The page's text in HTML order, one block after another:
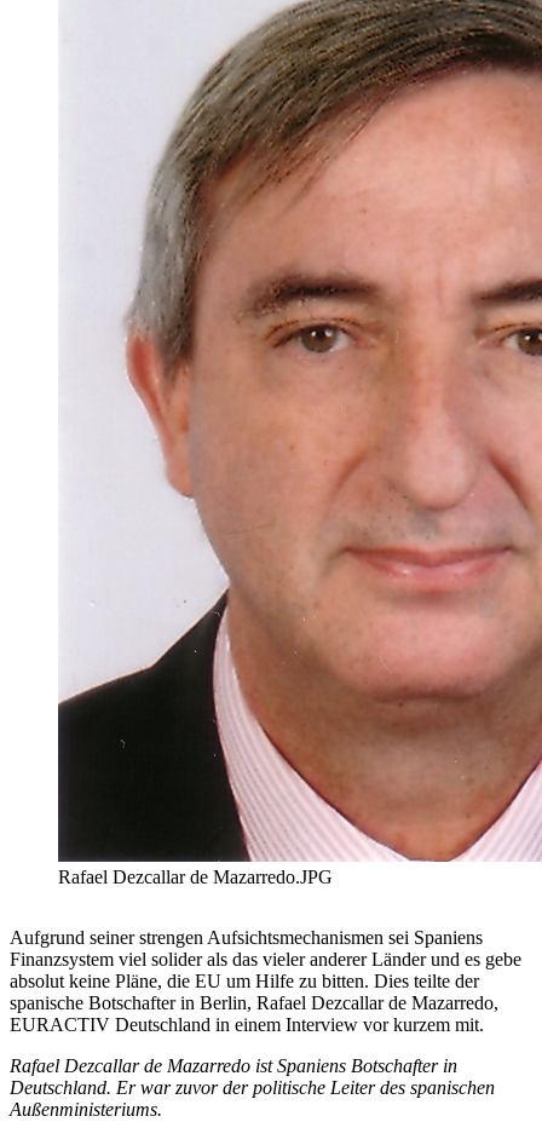
Rafael Dezcallar de Mazarredo.JPG
Aufgrund seiner strengen Aufsichtsmechanismen sei Spaniens
Finanzsystem viel solider als das vieler anderer Länder und es gebe
absolut keine Pläne, die EU um Hilfe zu bitten. Dies teilte der
spanische Botschafter in Berlin, Rafael Dezcallar de Mazarredo,
EURACTIV Deutschland in einem Interview vor kurzem mit.
Rafael Dezcallar de Mazarredo ist Spaniens Botschafter in
Deutschland. Er war zuvor der politische Leiter des spanischen
Außenministeriums.